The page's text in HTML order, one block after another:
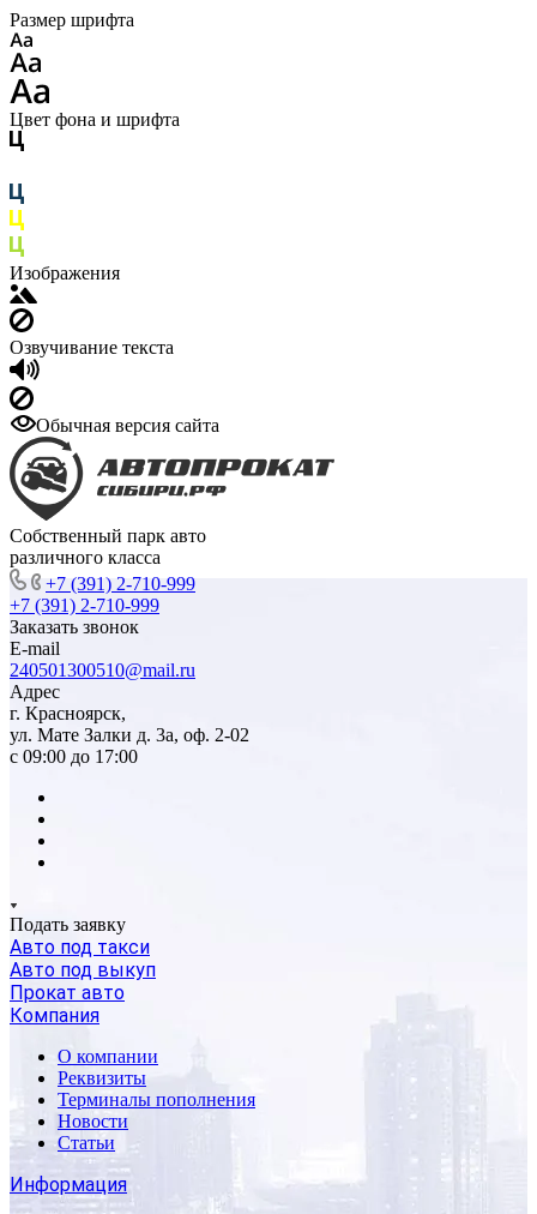
Размер шрифта
Цвет фона и шрифта
Изображения
Озвучивание текста
Обычная версия сайта
Собственный парк авто
различного класса
+7 (391) 2-710-999
+7 (391) 2-710-999
Заказать звонок
E-mail
240501300510@mail.ru
Адрес
г. Красноярск,
ул. Мате Залки д. 3а, оф. 2-02
с 09:00 до 17:00
Подать заявку
Авто под такси
Авто под выкуп
Прокат авто
Компания
О компании
Реквизиты
Терминалы пополнения
Новости
Статьи
Информация